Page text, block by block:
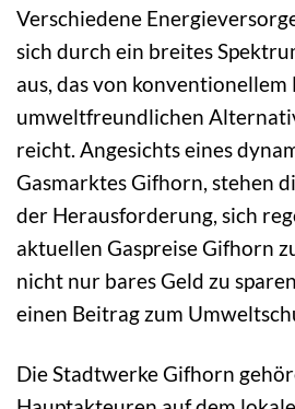
Verschiedene
sich durch ein breites
aus, das von konventionellem
umweltfreundlichen
reicht. Angesichts eines
Gasmarktes Gifhorn, stehen
der Herausforderung, sich
aktuellen Gaspreise Gifhorn
nicht nur bares Geld zu
einen Beitrag zum
Die Stadtwerke Gifhorn